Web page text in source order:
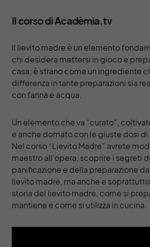
Il corso di Acadèmia.tv
Il lievito madre è un elemento
chi desidera mettersi in gioco e
casa; è strano come un ingrediente
differenza in tante preparazioni sia
con farina e acqua.
Un elemento che va “curato”,
e anche domato con le giuste dosi di
Nel corso “Lievito Madre” avrete
maestro all’opera, scoprire i segreti
panificazione e della preparazione
lievito madre, ma anche e
storia del lievito madre, come si
mantiene e come si utilizza in cucina.